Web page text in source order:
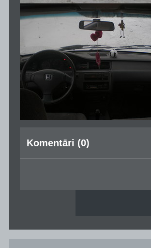
Komentāri (0)